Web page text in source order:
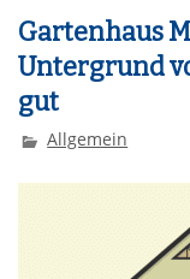
Gartenhaus
Untergrund
gut
Allgemein